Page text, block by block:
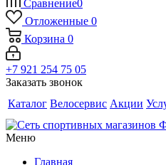
Сравнение0
Отложенные 0
Корзина 0
+7 921 254 75 05
Заказать звонок
Каталог Велосервис Акции
Меню
Главная